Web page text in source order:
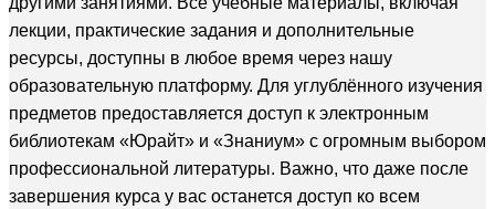
лекции, практические задания и дополнительные
ресурсы, доступны в любое время через нашу
образовательную платформу. Для углублённого изучения
предметов предоставляется доступ к электронным
библиотекам «Юрайт» и «Знаниум» с огромным выбором
профессиональной литературы. Важно, что даже после
завершения курса у вас останется доступ ко всем